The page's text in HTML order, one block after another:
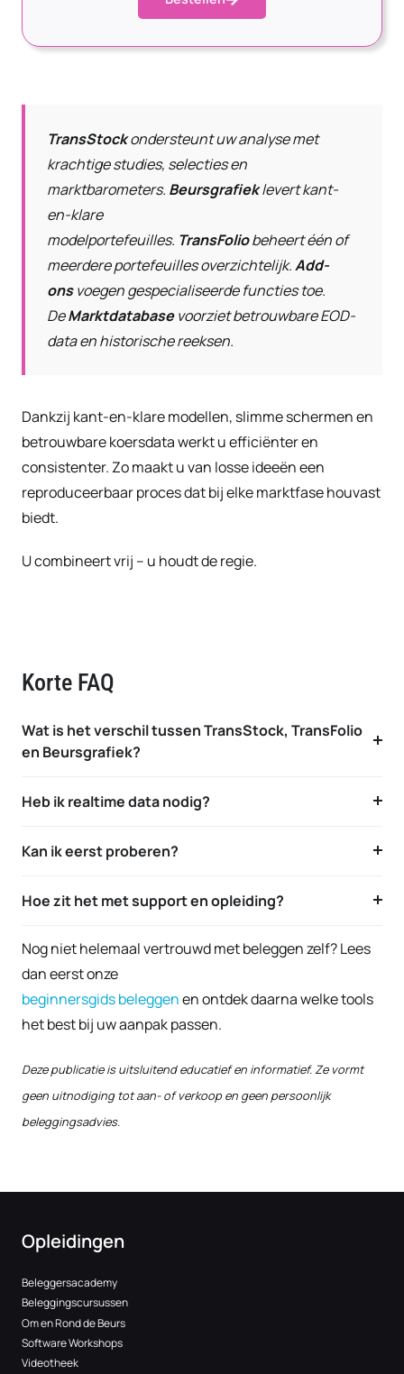
TransStockondersteunt uw analyse met
krachtige studies, selecties en
marktbarometers. Beursgrafieklevert kant-
en-klare
modelportefeuilles. TransFoliobeheert één of
meerdere portefeuilles overzichtelijk.Add-
onsvoegen gespecialiseerde functies toe.
DeMarktdatabasevoorziet betrouwbare EOD-
data en historische reeksen.
Dankzij kant-en-klare modellen, slimme schermen en
betrouwbare koersdata werkt u efficiënter en
consistenter. Zo maakt u van losse ideeën een
reproduceerbaar proces dat bij elke marktfase houvast
biedt.
U combineert vrij – u houdt de regie.
Korte FAQ
Wat is het verschil tussen TransStock, TransFolio
en Beursgrafiek?
Heb ik realtime data nodig?
Kan ik eerst proberen?
Hoe zit het met support en opleiding?
Nog niet helemaal vertrouwd met beleggen zelf? Lees
dan eerst onze
beginnersgids beleggenen ontdek daarna welke tools
het best bij uw aanpak passen.
Deze publicatie is uitsluitend educatief en informatief. Ze vormt
geen uitnodiging tot aan- of verkoop en geen persoonlijk
beleggingsadvies.
Opleidingen
Beleggersacademy
Beleggingscursussen
Om en Rond de Beurs
Software Workshops
Videotheek